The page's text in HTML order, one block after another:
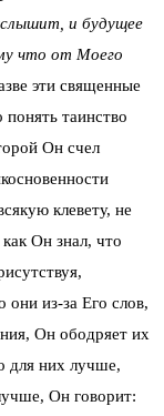
и будущее
что от Моего
эти священные
таинство
Он счел
клевету, не
Он знал, что
они из-за Его слов,
Он ободряет их
для них лучше,
Он говорит: